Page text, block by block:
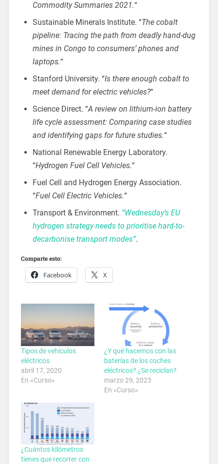
Commodity Summaries 2021.“
Sustainable Minerals Institute. “The cobalt
pipeline: Tracing the path from deadly hand-dug
mines in Congo to consumers’ phones and
laptops.“
Stanford University. “Is there enough cobalt to
meet demand for electric vehicles?“
Science Direct. “A review on lithium-ion battery
life cycle assessment: Comparing case studies
and identifying gaps for future studies.“
National Renewable Energy Laboratory.
“Hydrogen Fuel Cell Vehicles.“
Fuel Cell and Hydrogen Energy Association.
“Fuel Cell Electric Vehicles.“
Transport & Environment. “Wednesday’s EU
hydrogen strategy needs to prioritise hard-to-
decarbonise transport modes”.
Comparte esto:
Facebook X
Tipos de vehículos
eléctricos
abril 17, 2020
En «Curso»
¿Y qué hacemos con las
baterías de los coches
eléctricos? ¿Se reciclan?
marzo 29, 2023
En «Curso»
¿Cuántos kilómetros
tienes que recorrer con